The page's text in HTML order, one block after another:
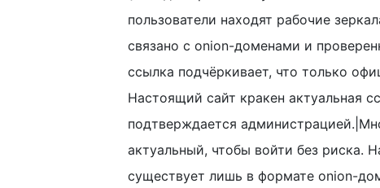
пользователи находят рабочие
связано с onion-доменами и
ссылка подчёркивает, что только
Настоящий сайт кракен актуальная
подтверждается
актуальный, чтобы войти без риска.
существует лишь в формате onion-